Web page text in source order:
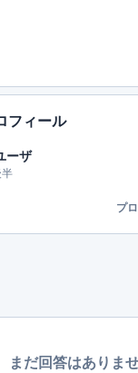
フィール
ーザ
半
プ
まだ回答はありま